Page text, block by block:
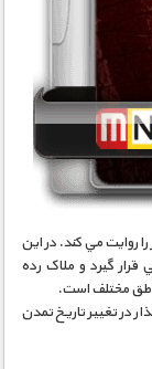
روايت مي كند. در اين
گيرد و ملاک رده
مختلف است.
در تغيير تاريخ تمدن